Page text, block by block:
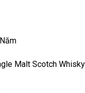
Malt Scotch Whisky